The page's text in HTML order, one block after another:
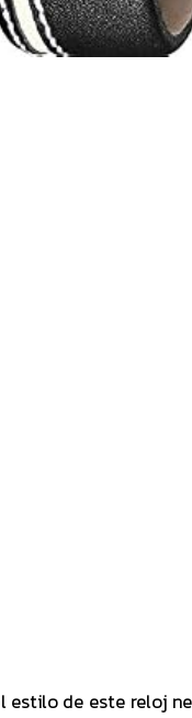
estilo de este reloj